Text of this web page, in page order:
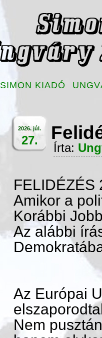
SIMON KIADÓ
2026. júl.
27.
Írta:
FELIDÉZÉS
Amikor a
Korábbi
Az alábbi
Az Európai
Nem